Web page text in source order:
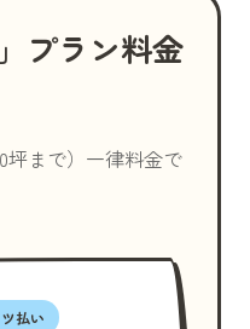
プラン料金
坪まで）一律料金で
払い